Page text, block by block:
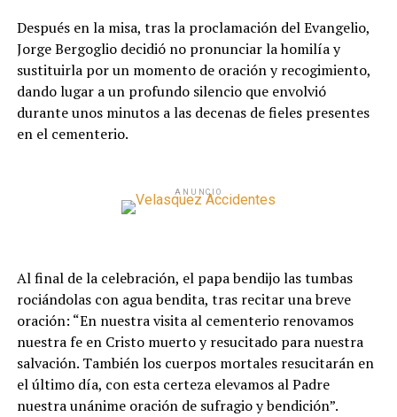
Después en la misa, tras la proclamación del Evangelio,
Jorge Bergoglio decidió no pronunciar la homilía y
sustituirla por un momento de oración y recogimiento,
dando lugar a un profundo silencio que envolvió
durante unos minutos a las decenas de fieles presentes
en el cementerio.
ANUNCIO
Al final de la celebración, el papa bendijo las tumbas
rociándolas con agua bendita, tras recitar una breve
oración: “En nuestra visita al cementerio renovamos
nuestra fe en Cristo muerto y resucitado para nuestra
salvación. También los cuerpos mortales resucitarán en
el último día, con esta certeza elevamos al Padre
nuestra unánime oración de sufragio y bendición”.